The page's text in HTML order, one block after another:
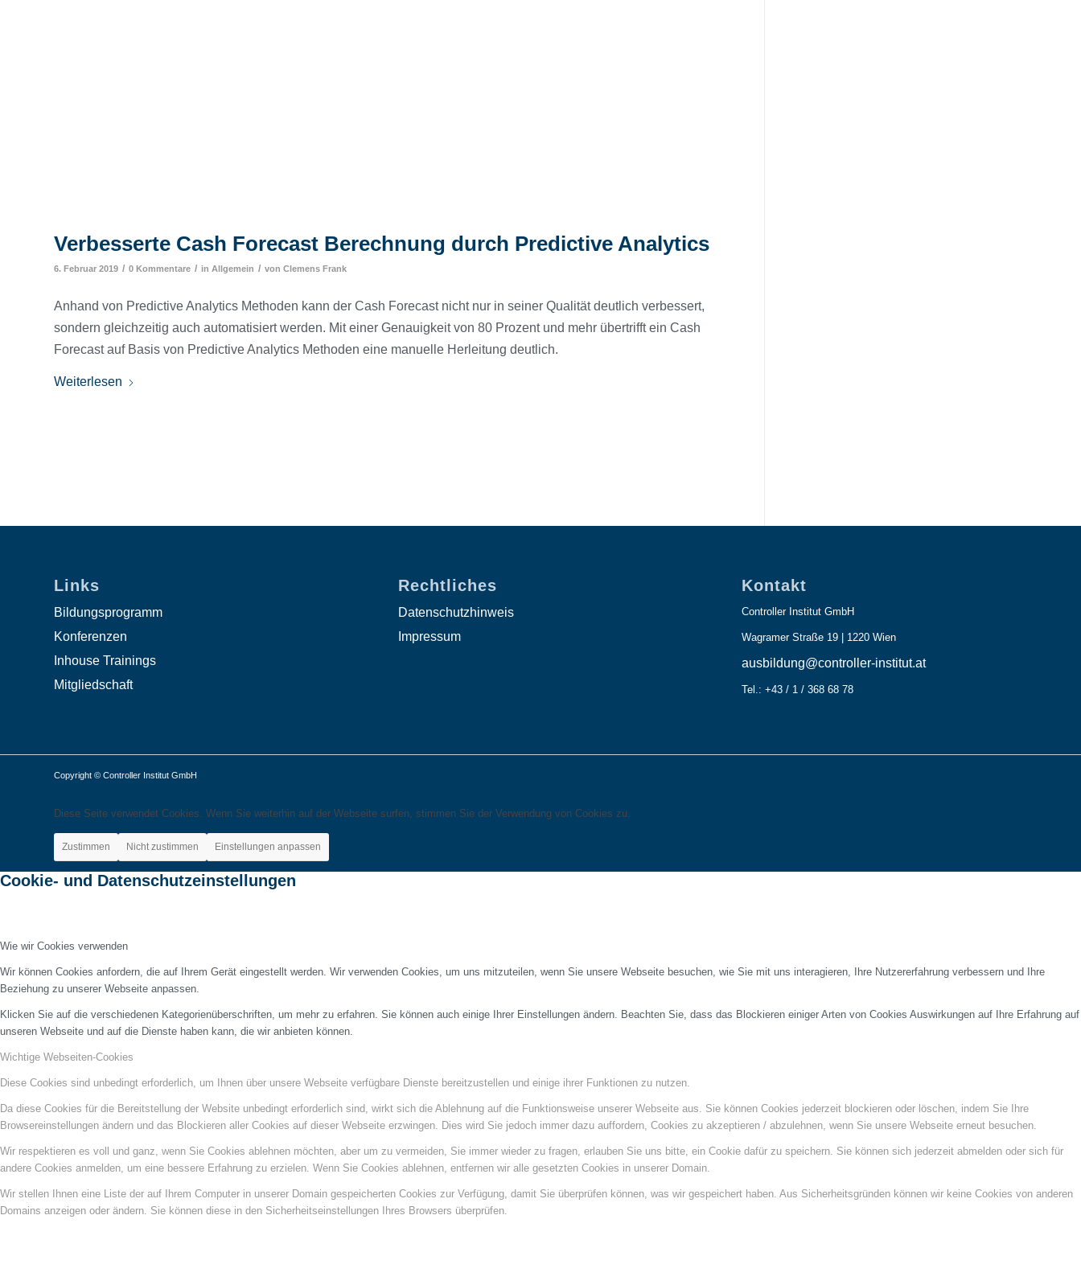
Verbesserte Cash Forecast Berechnung durch Predictive Analytics
6. Februar 2019 / 0 Kommentare / in Allgemein / von Clemens Frank
Anhand von Predictive Analytics Methoden kann der Cash Forecast nicht nur in seiner Qualität deutlich verbessert,
sondern gleichzeitig auch automatisiert werden. Mit einer Genauigkeit von 80 Prozent und mehr übertrifft ein Cash
Forecast auf Basis von Predictive Analytics Methoden eine manuelle Herleitung deutlich.
Weiterlesen
Links
Bildungsprogramm
Konferenzen
Inhouse Trainings
Mitgliedschaft
Rechtliches
Datenschutzhinweis
Impressum
Kontakt
Controller Institut GmbH
Wagramer Straße 19 | 1220 Wien
ausbildung@controller-institut.at
Tel.: +43 / 1 / 368 68 78
Copyright © Controller Institut GmbH
Diese Seite verwendet Cookies. Wenn Sie weiterhin auf der Webseite surfen, stimmen Sie der Verwendung von Cookies zu.
Zustimmen Nicht zustimmen Einstellungen anpassen
Cookie- und Datenschutzeinstellungen
Wie wir Cookies verwenden
Wir können Cookies anfordern, die auf Ihrem Gerät eingestellt werden. Wir verwenden Cookies, um uns mitzuteilen, wenn Sie unsere Webseite besuchen, wie Sie mit uns interagieren, Ihre Nutzererfahrung verbessern und Ihre
Beziehung zu unserer Webseite anpassen.
Klicken Sie auf die verschiedenen Kategorienüberschriften, um mehr zu erfahren. Sie können auch einige Ihrer Einstellungen ändern. Beachten Sie, dass das Blockieren einiger Arten von Cookies Auswirkungen auf Ihre Erfahrung auf
unseren Webseite und auf die Dienste haben kann, die wir anbieten können.
Wichtige Webseiten-Cookies
Diese Cookies sind unbedingt erforderlich, um Ihnen über unsere Webseite verfügbare Dienste bereitzustellen und einige ihrer Funktionen zu nutzen.
Da diese Cookies für die Bereitstellung der Website unbedingt erforderlich sind, wirkt sich die Ablehnung auf die Funktionsweise unserer Webseite aus. Sie können Cookies jederzeit blockieren oder löschen, indem Sie Ihre
Browsereinstellungen ändern und das Blockieren aller Cookies auf dieser Webseite erzwingen. Dies wird Sie jedoch immer dazu auffordern, Cookies zu akzeptieren / abzulehnen, wenn Sie unsere Webseite erneut besuchen.
Wir respektieren es voll und ganz, wenn Sie Cookies ablehnen möchten, aber um zu vermeiden, Sie immer wieder zu fragen, erlauben Sie uns bitte, ein Cookie dafür zu speichern. Sie können sich jederzeit abmelden oder sich für
andere Cookies anmelden, um eine bessere Erfahrung zu erzielen. Wenn Sie Cookies ablehnen, entfernen wir alle gesetzten Cookies in unserer Domain.
Wir stellen Ihnen eine Liste der auf Ihrem Computer in unserer Domain gespeicherten Cookies zur Verfügung, damit Sie überprüfen können, was wir gespeichert haben. Aus Sicherheitsgründen können wir keine Cookies von anderen
Domains anzeigen oder ändern. Sie können diese in den Sicherheitseinstellungen Ihres Browsers überprüfen.